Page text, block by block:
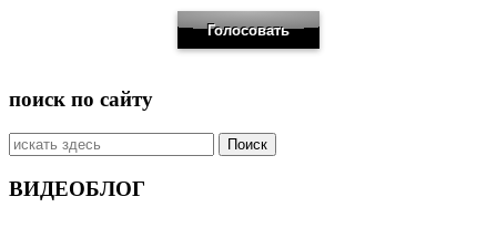
поиск по сайту
Искать:
ВИДЕОБЛОГ